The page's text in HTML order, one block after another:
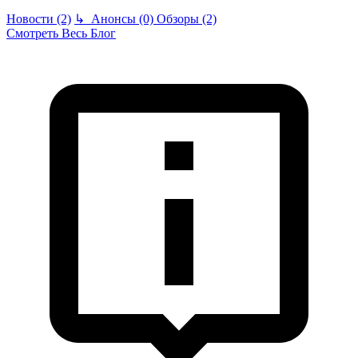
Новости (2) ↳ Анонсы (0) Обзоры (2)
Смотреть Весь Блог